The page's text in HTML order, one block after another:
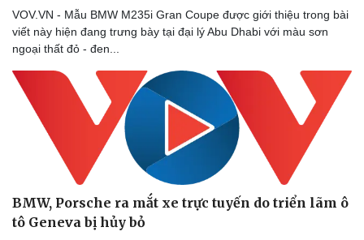
VOV.VN - Mẫu BMW M235i Gran Coupe được giới thiệu trong bài
viết này hiện đang trưng bày tại đại lý Abu Dhabi với màu sơn
ngoại thất đỏ - đen...
BMW, Porsche ra mắt xe trực tuyến do triển lãm ô
tô Geneva bị hủy bỏ